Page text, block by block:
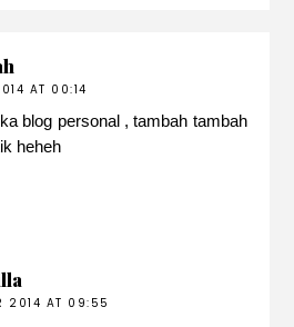
AT 00:14
blog personal , tambah tambah
heheh
2014 AT 09:55